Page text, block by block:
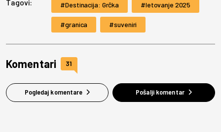
Tagovi: Destinacija: Grčka letovanje 2025
granica suveniri
Komentari 31
Pogledaj komentare Pošalji komentar